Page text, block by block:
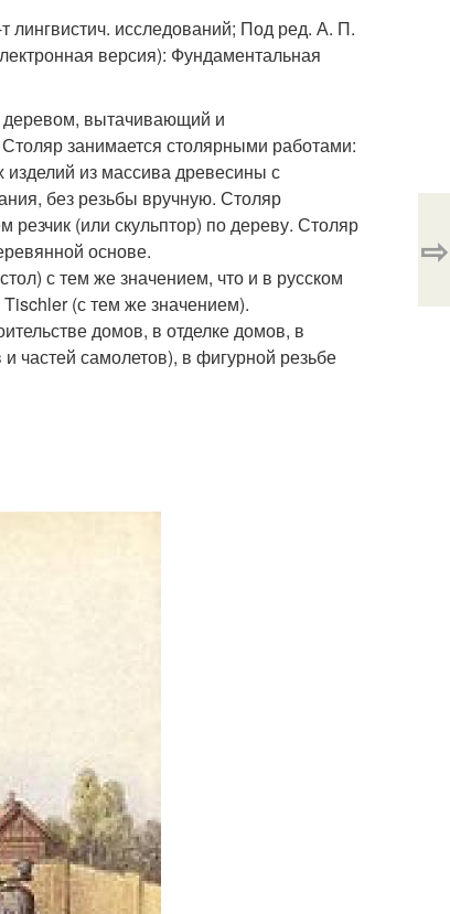
лингвистич. исследований; Под ред. А. П.
версия): Фундаментальная
вытачивающий и
занимается столярными работами:
изделий из массива древесины с
без резьбы вручную. Столяр
(или скульптор) по дереву. Столяр
основе.
с тем же значением, что и в русском
(с тем же значением).
домов, в отделке домов, в
частей самолетов), в фигурной резьбе
⇨